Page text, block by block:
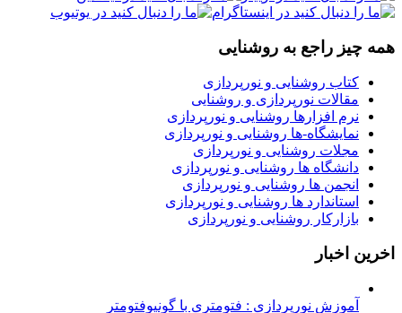
همه چیز راجع به روشنایی
کتاب روشنایی و نورپردازی
مقالات نورپردازی و روشنایی
نرم افزارها روشنایی و نورپردازی
نمایشگاه-ها روشنایی و نورپردازی
مجلات روشنایی و نورپردازی
دانشگاه ها روشنایی و نورپردازی
انجمن ها روشنایی و نورپردازی
استاندارد ها روشنایی و نورپردازی
بازارکار روشنایی و نورپردازی
اخرین اخبار
آموزش نورپردازی : فتومتری با گونیوفتومتر